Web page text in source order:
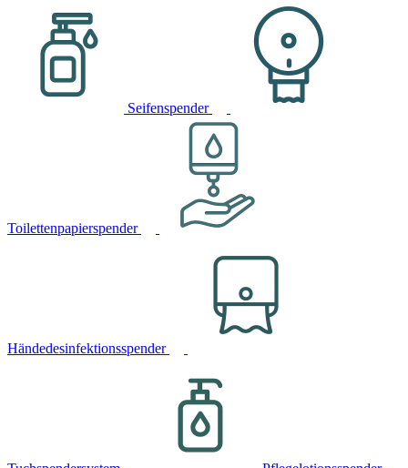
Seifenspender
Toilettenpapierspender
Händedesinfektionsspender